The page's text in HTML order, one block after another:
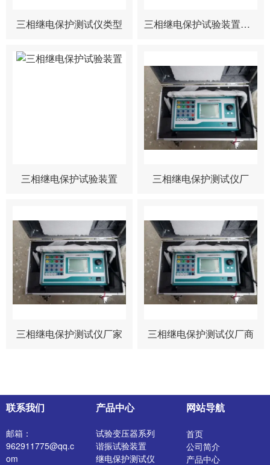
三相继电保护测试仪类型 三相继电保护试验装置厂商
三相继电保护试验装置 三相继电保护测试仪厂
三相继电保护测试仪厂家 三相继电保护测试仪厂商
联系我们
邮箱：
962911775@qq.c
om
产品中心
试验变压器系列
谐振试验装置
继电保护测试仪
网站导航
首页
公司简介
产品中心